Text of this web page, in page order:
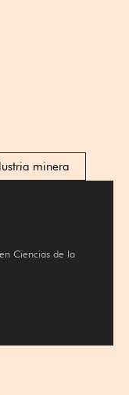
minera
Ciencias de la